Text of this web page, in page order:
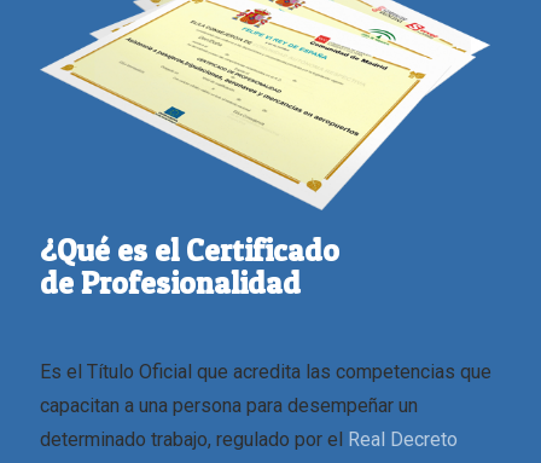
¿Qué es el Certificado
de Profesionalidad
Es el Título Oficial que acredita las competencias que
capacitan a una persona para desempeñar un
determinado trabajo, regulado por el
Real Decreto